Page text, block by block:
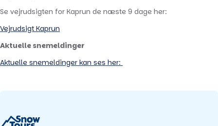
Se vejrudsigten for Kaprun de næste 9 dage her:
Vejrudsigt Kaprun
Aktuelle snemeldinger
Aktuelle snemeldinger kan ses her: